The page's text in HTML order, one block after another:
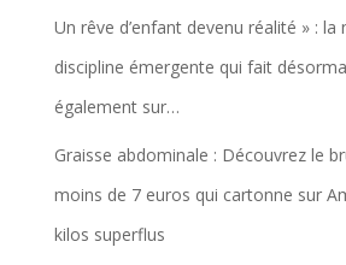
Un rêve d’enfant devenu réalité » : la
discipline émergente qui fait
également sur…
Graisse abdominale : Découvrez le
moins de 7 euros qui cartonne sur
kilos superflus